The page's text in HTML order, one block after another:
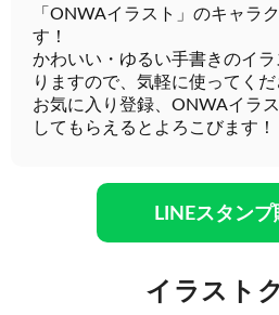
「ONWAイラスト」のキャラ
す！
かわいい・ゆるい手書きのイ
りますので、気軽に使ってくだ
お気に入り登録、ONWAイラ
してもらえるとよろこびます！
LINEスタンプ
イラスト